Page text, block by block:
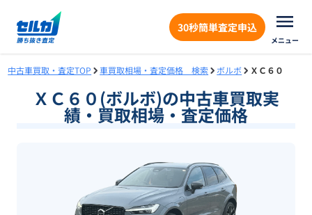
30秒簡単査定申込
メニュー
中古車買取・査定TOP 車買取相場・査定価格 検索 ボルボ ＸＣ６０
ＸＣ６０(ボルボ)の中古車買取実
績・買取相場・査定価格